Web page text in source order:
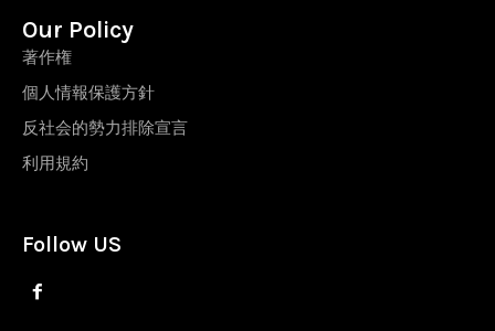
Our Policy
著作権
個人情報保護方針
反社会的勢力排除宣言
利用規約
Follow US